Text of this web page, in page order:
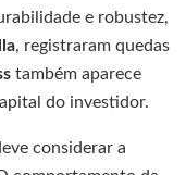
e robustez,
, registraram quedas
também aparece
do investidor.
considerar a